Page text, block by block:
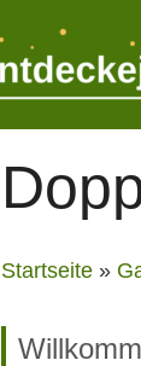
Startseite »